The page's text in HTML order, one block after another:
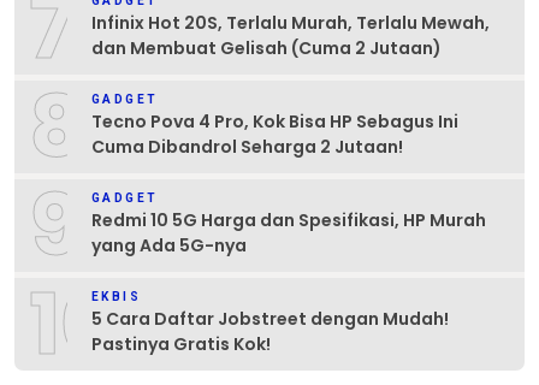
7
Infinix Hot 20S, Terlalu Murah, Terlalu Mewah,
dan Membuat Gelisah (Cuma 2 Jutaan)
8 GADGET
Tecno Pova 4 Pro, Kok Bisa HP Sebagus Ini
Cuma Dibandrol Seharga 2 Jutaan!
9 GADGET
Redmi 10 5G Harga dan Spesifikasi, HP Murah
yang Ada 5G-nya
10EKBIS
5 Cara Daftar Jobstreet dengan Mudah!
Pastinya Gratis Kok!